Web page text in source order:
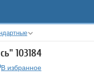
103184
В избранное